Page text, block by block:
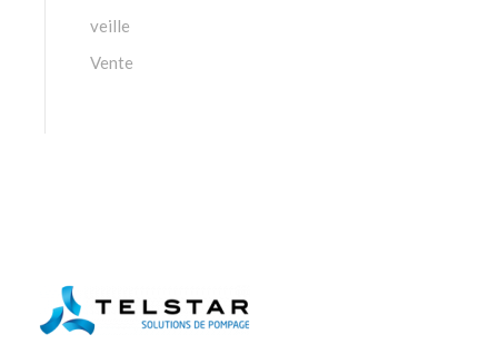
veille
Vente